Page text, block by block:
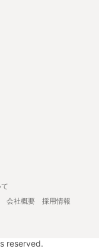
会社概要
採用情報
reserved.